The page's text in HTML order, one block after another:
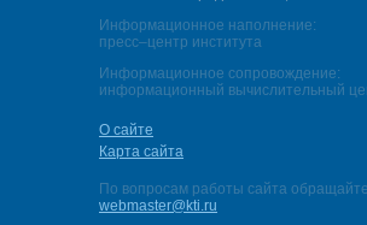
Информационное наполнение:
пресс–центр института
Информационное сопровождение:
информационный вычислительный
О сайте
Карта сайта
По вопросам работы сайта
webmaster@kti.ru